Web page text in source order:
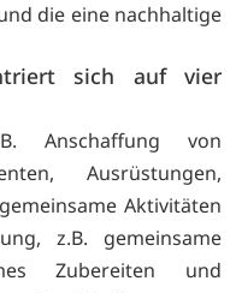
die eine nachhaltige
sich auf vier
Anschaffung von
Ausrüstungen,
Aktivitäten
z.B. gemeinsame
Zubereiten und